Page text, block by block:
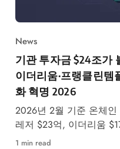
News
기관 투자금 $24조가
이더리움·프랭클린
화 혁명 2026
2026년 2월 기준 온체인
레저 $23억, 이더리움
상장까지—기관 자본의
1 min read